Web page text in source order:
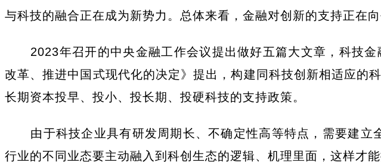
与科技的融合正在成为新势力。总体来看，金融对创新的支持正在
2023年召开的中央金融工作会议提出做好五篇大文章，科技
改革、推进中国式现代化的决定》提出，构建同科技创新相适应的
长期资本投早、投小、投长期、投硬科技的支持政策。
由于科技企业具有研发周期长、不确定性高等特点，需要建
行业的不同业态要主动融入到科创生态的逻辑、机理里面，这样才